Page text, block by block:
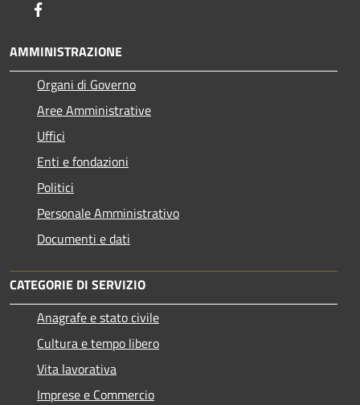
AMMINISTRAZIONE
Organi di Governo
Aree Amministrative
Uffici
Enti e fondazioni
Politici
Personale Amministrativo
Documenti e dati
CATEGORIE DI SERVIZIO
Anagrafe e stato civile
Cultura e tempo libero
Vita lavorativa
Imprese e Commercio